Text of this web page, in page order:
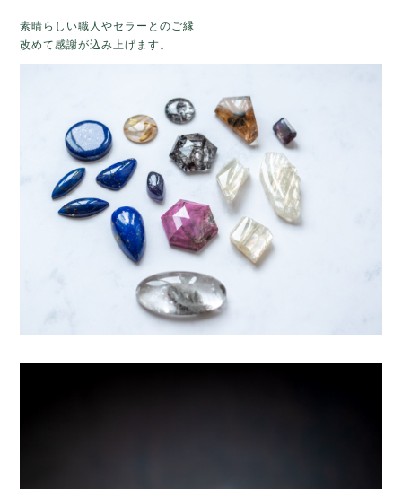
素晴らしい職人やセラーとのご縁
改めて感謝が込み上げます。